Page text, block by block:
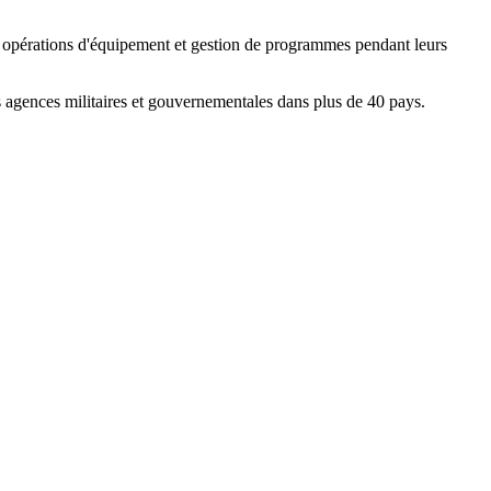
d'équipement et gestion de programmes pendant leurs
militaires et gouvernementales dans plus de 40 pays.